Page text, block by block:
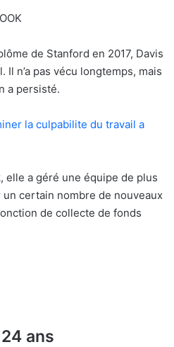
de Stanford en 2017, Davis
Il n’a pas vécu longtemps, mais
a persisté.
la culpabilite du travail a
elle a géré une équipe de plus
certain nombre de nouveaux
de collecte de fonds
ans